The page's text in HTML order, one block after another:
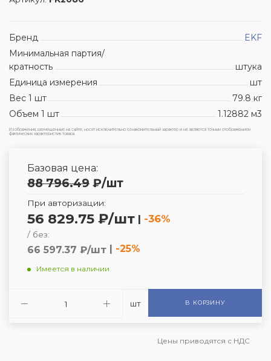
Бренд
EKF
Минимальная партия/
кратность
штука
Единица измерения
шт
Вес 1 шт
79.8 кг
Объем 1 шт
1.12882 м3
Изображения, размещенные на сайте, носят исключительно ознакомительный характер и не являются точным отображением
фактических характеристик товара.
Базовая цена:
88 796.49 ₽/шт
При авторизации:
56 829.75 ₽/шт | -36%
/ без:
66 597.37 ₽/шт | -25%
Имеется в наличии
шт В КОРЗИНУ
Цены приводятся с НДС